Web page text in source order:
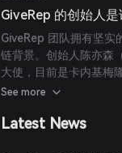
GiveRep 的创始人是
GiveRep 团队拥有坚实
链背景。创始人陈亦
大使，目前是卡内基梅
员，也是 Bucket
See more
Latest News